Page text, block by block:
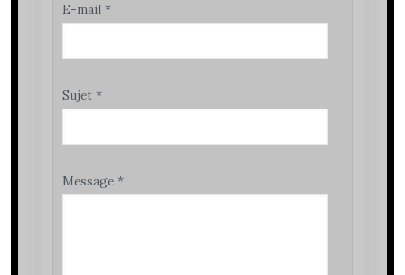
E-mail *
Sujet *
Message *